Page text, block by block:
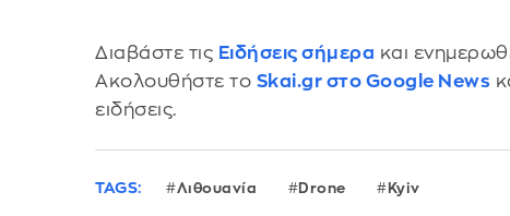
Διαβάστε τις Ειδήσεις σήμερα και
Ακολουθήστε το Skai.gr στο Google News
ειδήσεις.
TAGS: Λιθουανία Drone Kyiv